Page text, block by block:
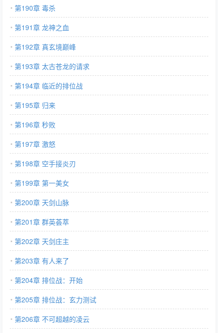
第190章 毒杀
第191章 龙神之血
第192章 真玄境巅峰
第193章 太古苍龙的请求
第194章 临近的排位战
第195章 归来
第196章 秒败
第197章 激怒
第198章 空手接炎刃
第199章 第一美女
第200章 天剑山脉
第201章 群英荟萃
第202章 天剑庄主
第203章 有人来了
第204章 排位战：开始
第205章 排位战：玄力测试
第206章 不可超越的凌云